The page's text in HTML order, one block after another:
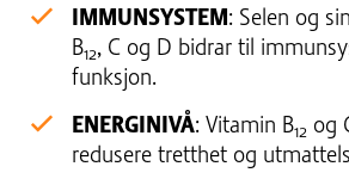
IMMUNSYSTEM: Selen og
B12, C og D bidrar til
funksjon.
ENERGINIVÅ: Vitamin B12 og
redusere tretthet og